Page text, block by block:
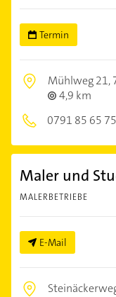
Termin
Mühlweg 21,
4,9 km
0791 85 65
Maler und
MALERBETRIEBE
E-Mail